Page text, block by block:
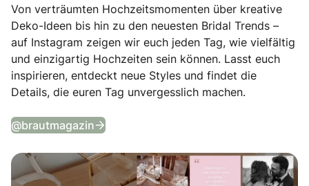
Von verträumten Hochzeitsmomenten über kreative
Deko-Ideen bis hin zu den neuesten Bridal Trends –
auf Instagram zeigen wir euch jeden Tag, wie vielfältig
und einzigartig Hochzeiten sein können. Lasst euch
inspirieren, entdeckt neue Styles und findet die
Details, die euren Tag unvergesslich machen.
@brautmagazin Tägliche Wedding Vibes auf Instagram